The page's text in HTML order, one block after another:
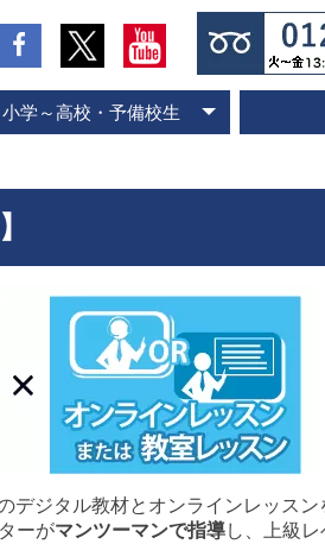
小学～高校・予備校生
デジタル教材とオンラインレッスン
ーがマンツーマンで指導し、上級